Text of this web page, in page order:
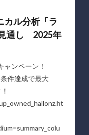
カル分析「ラ
通し 2025年
ンペーン！
件達成で最大